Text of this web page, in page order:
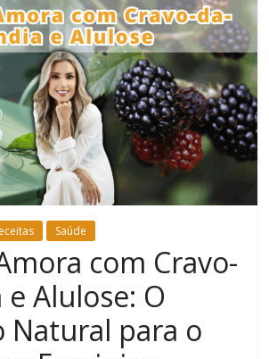
Saúde
com Cravo-
Alulose: O
Natural para o